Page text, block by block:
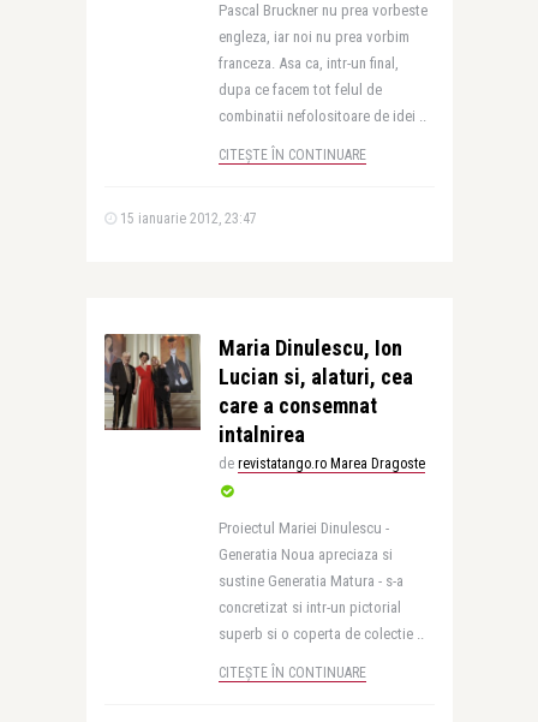
Pascal Bruckner nu prea vorbeste
engleza, iar noi nu prea vorbim
franceza. Asa ca, intr-un final,
dupa ce facem tot felul de
combinatii nefolositoare de idei ..
CITEȘTE ÎN CONTINUARE
15 ianuarie 2012, 23:47
Maria Dinulescu, Ion
Lucian si, alaturi, cea
care a consemnat
intalnirea
de revistatango.ro Marea Dragoste
Proiectul Mariei Dinulescu -
Generatia Noua apreciaza si
sustine Generatia Matura - s-a
concretizat si intr-un pictorial
superb si o coperta de colectie ..
CITEȘTE ÎN CONTINUARE